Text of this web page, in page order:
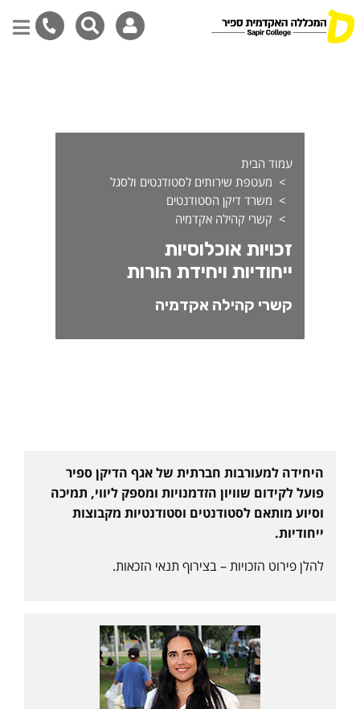
עמוד הבית
מעטפת שירותים לסטודנטים ולסגל
משרד דיקן הסטודנטים
קשרי קהילה אקדמיה
זכויות אוכלוסיות
ייחודיות ויחידת הורות
קשרי קהילה אקדמיה
היחידה למעורבות חברתית של אגף הדיקן ספיר
פועל לקידום שוויון הזדמנויות ומספק ליווי, תמיכה
וסיוע מותאם לסטודנטים וסטודנטיות מקבוצות
ייחודיות.
להלן פירוט הזכויות – בצירוף תנאי הזכאות.